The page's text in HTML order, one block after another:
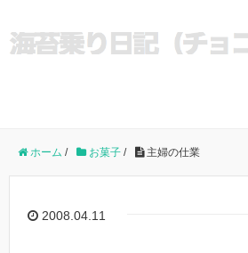
ホーム / お菓子 / 主婦の仕業
2008.04.11